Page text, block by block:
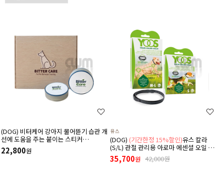
(DOG) 비터케어 강아지 물어뜯기 습관 개
선에 도움을 주는 붙이는 스티커
(5M/10M)
22,800원
유스
(DOG) (기간한정 15%할인)유스 칼라
(S/L) 관절 관리용 아로마 에센셜 오일 목
걸이
35,700원 42,000원